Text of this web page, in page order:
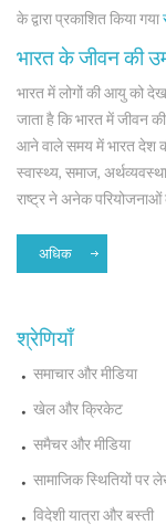
के द्वारा प्रकाशित किया गया
भारत के जीवन की
भारत में लोगों की आयु को
जाता है कि भारत में जीवन
आने वाले समय में भारत देश
स्वास्थ्य, समाज,
राष्ट्र ने अनेक
अधिक
श्रेणियाँ
समाचार और मीडिया
खेल और क्रिकेट
समैचर और मीडिया
सामाजिक स्थितियों पर
विदेशी यात्रा और बस्ती